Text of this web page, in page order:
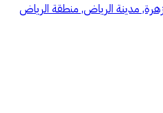
مدينة الرياض, منطقة الرياض